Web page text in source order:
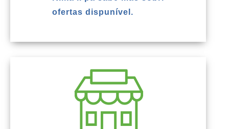
ofertas dispunível.